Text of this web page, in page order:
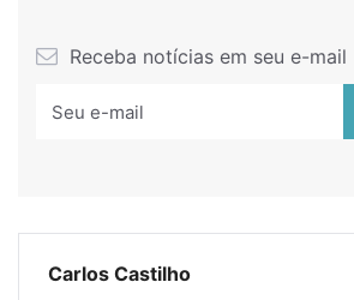
Receba notícias em seu e-mail
Carlos Castilho